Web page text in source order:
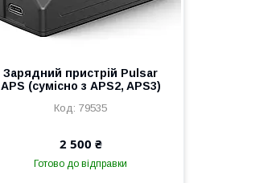
Зарядний пристрій Pulsar
APS (сумісно з APS2, APS3)
79535
2 500 ₴
Готово до відправки